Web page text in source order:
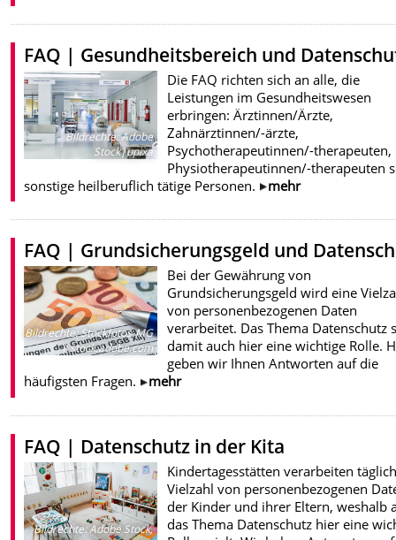
FAQ | Gesundheitsbereich und
Bildrechte:Adobe
Stock|upixa
Die FAQ richten sich an alle, die
Leistungen im Gesundheitswesen
erbringen: Ärztinnen/Ärzte,
Zahnärztinnen/-ärzte,
Psychotherapeutinnen/-therapeuten,
Physiotherapeutinnen/-therapeuten
sonstige heilberuflich tätige Personen.
mehr
FAQ | Grundsicherungsgeld und
Bildrechte:Stockfotos-MG
| stock.adobe.com
Bei der Gewährung von
Grundsicherungsgeld wird eine
von personenbezogenen Daten
verarbeitet. Das Thema Datenschutz
damit auch hier eine wichtige Rolle.
geben wir Ihnen Antworten auf die
häufigsten Fragen.
mehr
FAQ | Datenschutz in der Kita
Bildrechte:Adobe Stock,
Kindertagesstätten verarbeiten
Vielzahl von personenbezogenen
der Kinder und ihrer Eltern, weshalb
das Thema Datenschutz hier eine